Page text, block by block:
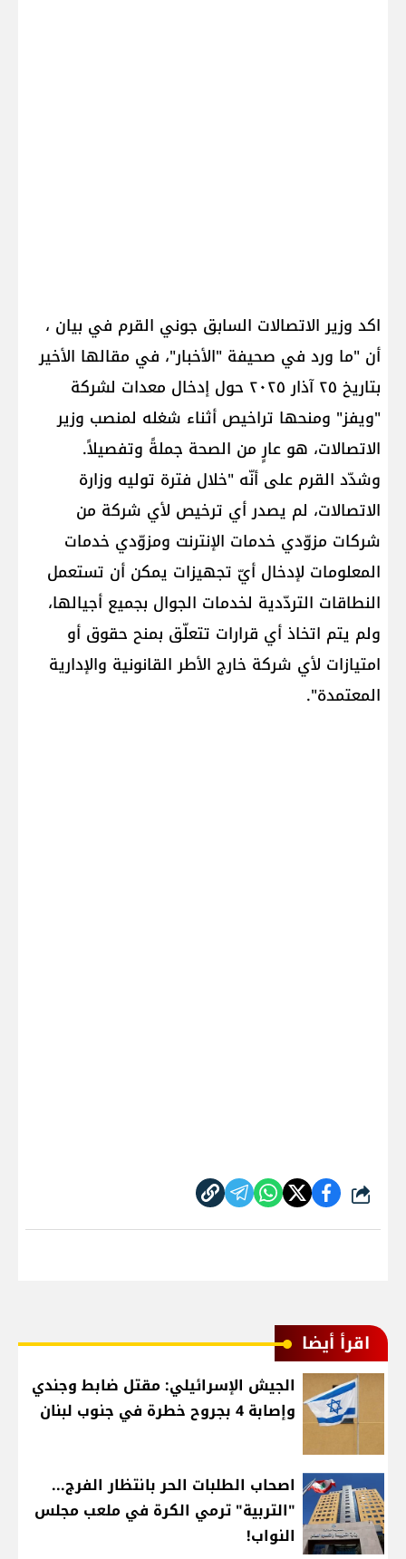
اكد وزير الاتصالات السابق جوني القرم في بيان ،
أن "ما ورد في صحيفة "الأخبار"، في مقالها الأخير
بتاريخ ٢٥ آذار ٢٠٢٥ حول إدخال معدات لشركة
"ويفز" ومنحها تراخيص أثناء شغله لمنصب وزير
الاتصالات، هو عارٍ من الصحة جملةً وتفصيلاً.
وشدّد القرم على أنّه "خلال فترة توليه وزارة
الاتصالات، لم يصدر أي ترخيص لأي شركة من
شركات مزوّدي خدمات الإنترنت ومزوّدي خدمات
المعلومات لإدخال أيّ تجهيزات يمكن أن تستعمل
النطاقات التردّدية لخدمات الجوال بجميع أجيالها،
ولم يتم اتخاذ أي قرارات تتعلّق بمنح حقوق أو
امتيازات لأي شركة خارج الأطر القانونية والإدارية
المعتمدة".
شارك
اقرأ أيضا
الجيش الإسرائيلي: مقتل ضابط وجندي
وإصابة 4 بجروح خطرة في جنوب لبنان
اصحاب الطلبات الحر بانتظار الفرج...
"التربية" ترمي الكرة في ملعب مجلس
النواب!